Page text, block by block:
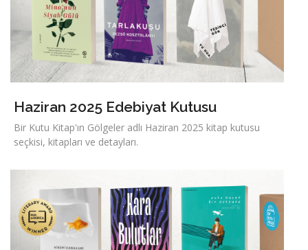
Haziran 2025 Edebiyat Kutusu
Bir Kutu Kitap'ın Gölgeler adlı Haziran 2025 kitap kutusu
seçkisi, kitapları ve detayları.